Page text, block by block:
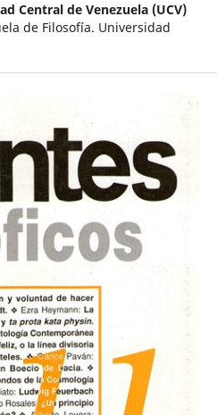
Central de Venezuela (UCV)
de Filosofía. Universidad